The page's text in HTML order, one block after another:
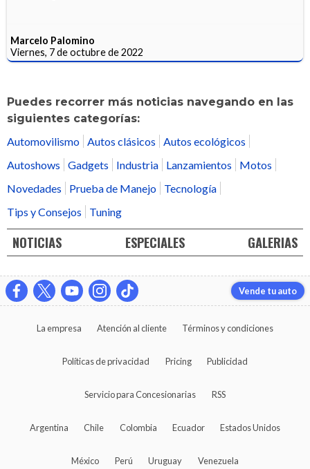
Marcelo Palomino
Viernes, 7 de octubre de 2022
Puedes recorrer más noticias navegando en las
siguientes categorías:
Automovilismo Autos clásicos
Autos ecológicos
Autoshows
Gadgets Industria Lanzamientos
Motos
Novedades
Prueba de Manejo
Tecnología
Tips y Consejos
Tuning
NOTICIAS ESPECIALES GALERIAS
Vende tu auto
La empresa Atención al cliente Términos y condiciones
Políticas de privacidad Pricing Publicidad
Servicio para Concesionarias RSS
Argentina Chile Colombia Ecuador Estados Unidos
México Perú Uruguay Venezuela